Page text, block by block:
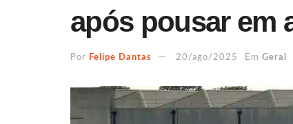
após pousar em
Por Felipe Dantas 20/ago/2025 Em Geral